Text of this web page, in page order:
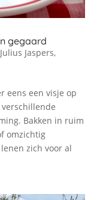
gegaard
Julius Jaspers,
eens een visje op
Bakken in ruim
omzichtig
zich voor al